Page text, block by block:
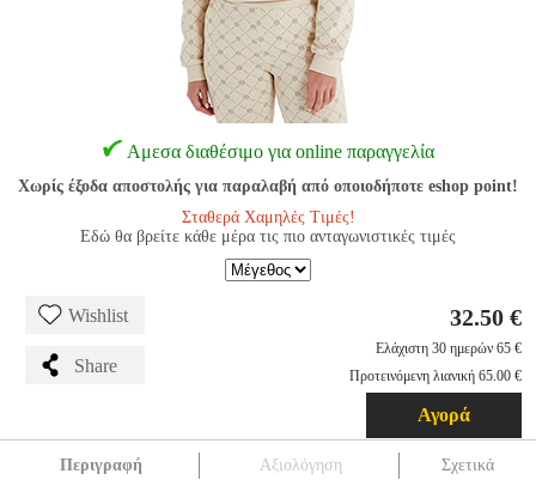
Αμεσα διαθέσιμο για online παραγγελία
Χωρίς έξοδα αποστολής για παραλαβή από οποιοδήποτε eshop point!
Σταθερά Χαμηλές Τιμές!
Εδώ θα βρείτε κάθε μέρα τις πιο ανταγωνιστικές τιμές
Wishlist
Share
32.50 €
Ελάχιστη 30 ημερών 65 €
Προτεινόμενη λιανική 65.00 €
Αγορά
Περιγραφή Αξιολόγηση Σχετικά